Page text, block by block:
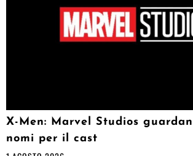
X-Men: Marvel Studios
nomi per il cast